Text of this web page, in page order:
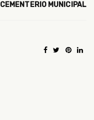
CEMENTERIO MUNICIPAL